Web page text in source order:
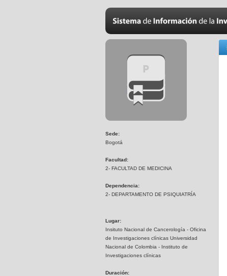
Sede:
Bogotá
Facultad:
2- FACULTAD DE MEDICINA
Dependencia:
2- DEPARTAMENTO DE PSIQUIATRÍA
Lugar:
Insituto Nacional de Cancerología - Oficina
de Investigaciones clínicas Universidad
Nacional de Colombia - Instituto de
Investigaciones clínicas
Duración: